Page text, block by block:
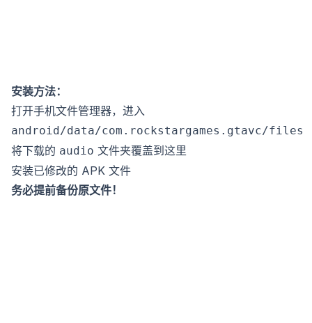
安装方法：
打开手机文件管理器，进入
android/data/com.rockstargames.gtavc/files
将下载的 audio 文件夹覆盖到这里
安装已修改的 APK 文件
务必提前备份原文件！